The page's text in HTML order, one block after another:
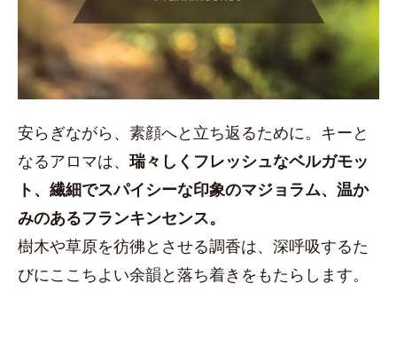
安らぎながら、素顔へと立ち返るために。キーと
なるアロマは、 瑞々しくフレッシュなベルガモッ
ト、繊細でスパイシーな印象のマジョラム、温か
みのあるフランキンセンス。
樹木や草原を彷彿とさせる調香は、深呼吸するた
びにここちよい余韻と落ち着きをもたらします。